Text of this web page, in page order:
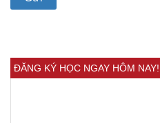
ĐĂNG KÝ HỌC NGAY HÔM NAY!